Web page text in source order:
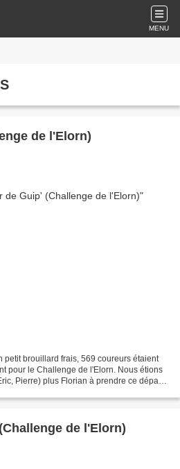
MENU
de l'Elorn)
petit brouillard frais, 569 coureurs étaient
pour le Challenge de l'Elorn. Nous étions
Pierre) plus Florian à prendre ce départ
de l'Elorn)